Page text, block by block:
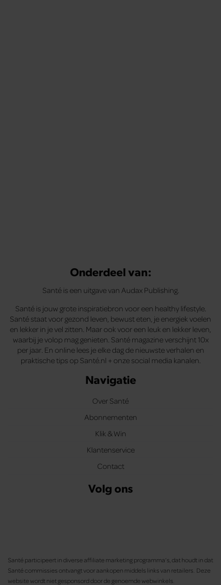
Onderdeel van:
Santé is een uitgave van Audax Publishing.
Santé is jouw grote inspiratiebron voor een healthy lifestyle.
Santé staat voor gezond leven, bewust eten, je energiek voelen
en lekker in je vel zitten. Maar ook voor een leuk en lekker leven,
waarbij je volop mag genieten. Santé magazine verschijnt 10x
per jaar. En online lees je elke dag de nieuwste verhalen en
praktische tips op Santé.nl + onze social media kanalen.
Navigatie
Over Santé
Abonnementen
Klik & Win
Klantenservice
Contact
Volg ons
Santé participeert in diverse affiliate marketing programma’s, dat houdt in dat
Santé commissies ontvangt voor aankopen middels links van retailers. Deze
website wordt niet gesponsord door de genoemde webwinkels.